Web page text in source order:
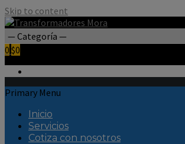
Skip to content
0 $0
Primary Menu
Inicio
Servicios
Cotiza con nosotros